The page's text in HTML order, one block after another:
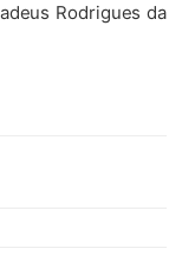
Rodrigues da